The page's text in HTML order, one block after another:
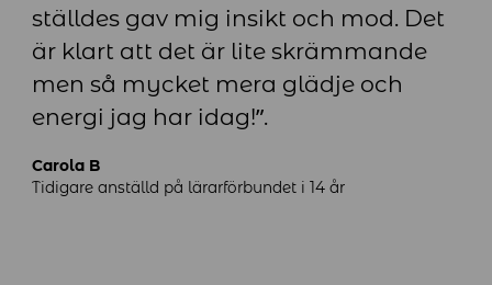
ställdes gav mig insikt och mod. Det
är klart att det är lite skrämmande
men så mycket mera glädje och
energi jag har idag!”.
Carola B
Tidigare anställd på lärarförbundet i 14 år